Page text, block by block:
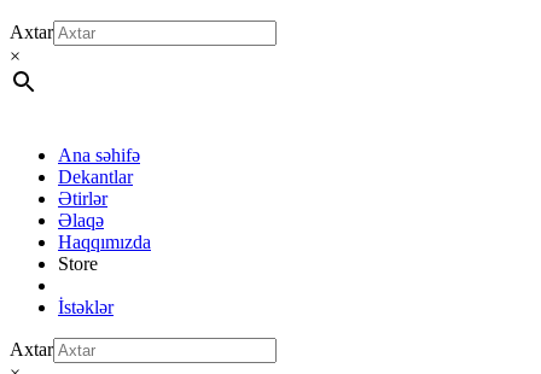
Axtar
×
Ana səhifə
Dekantlar
Ətirlər
Əlaqə
Haqqımızda
Store
İstəklər
Axtar